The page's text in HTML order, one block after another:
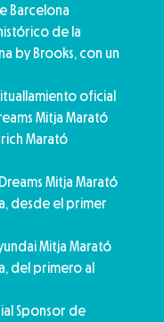
Barcelona
de la
by Brooks, con un
oficial
Mitja Marató
Marató
Mitja Marató
desde el primer
Mitja Marató
del primero al
Sponsor de